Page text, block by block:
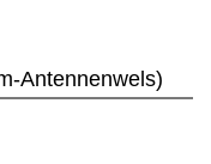
Antennenwels)